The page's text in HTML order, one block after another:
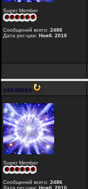
Super Member
Сообщений всего: 2486
Дата рег-ции: Нояб. 2010
yakodsen
Super Member
Сообщений всего: 2486
Дата рег-ции: Нояб. 2010